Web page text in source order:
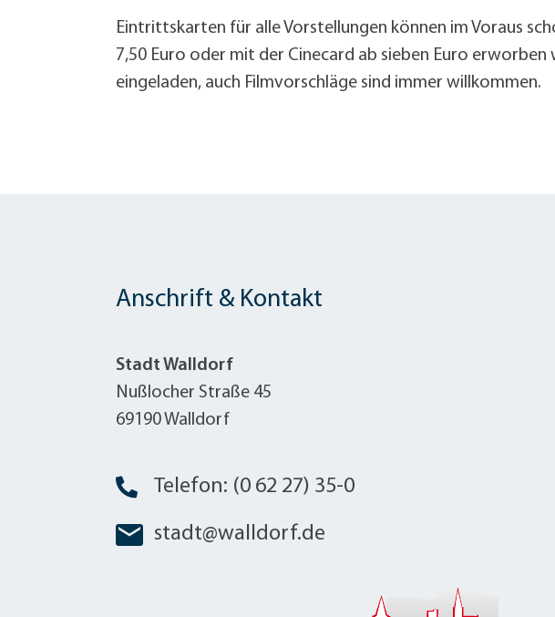
Eintrittskarten für alle Vorstellungen können im Voraus
7,50 Euro oder mit der Cinecard ab sieben Euro
eingeladen, auch Filmvorschläge sind immer willkommen.
Anschrift & Kontakt
Stadt Walldorf
Nußlocher Straße 45
69190 Walldorf
Telefon: (0 62 27) 35-0
stadt@walldorf.de